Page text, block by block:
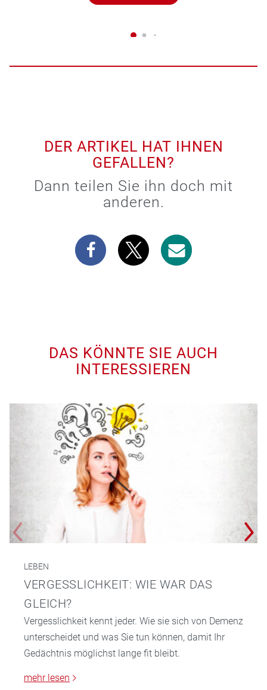
DER ARTIKEL HAT IHNEN
GEFALLEN?
Dann teilen Sie ihn doch mit
anderen.
DAS KÖNNTE SIE AUCH
INTERESSIEREN
LEBEN
VERGESSLICHKEIT: WIE WAR DAS
GLEICH?
Vergesslichkeit kennt jeder. Wie sie sich von Demenz
unterscheidet und was Sie tun können, damit Ihr
Gedächtnis möglichst lange fit bleibt.
mehr lesen